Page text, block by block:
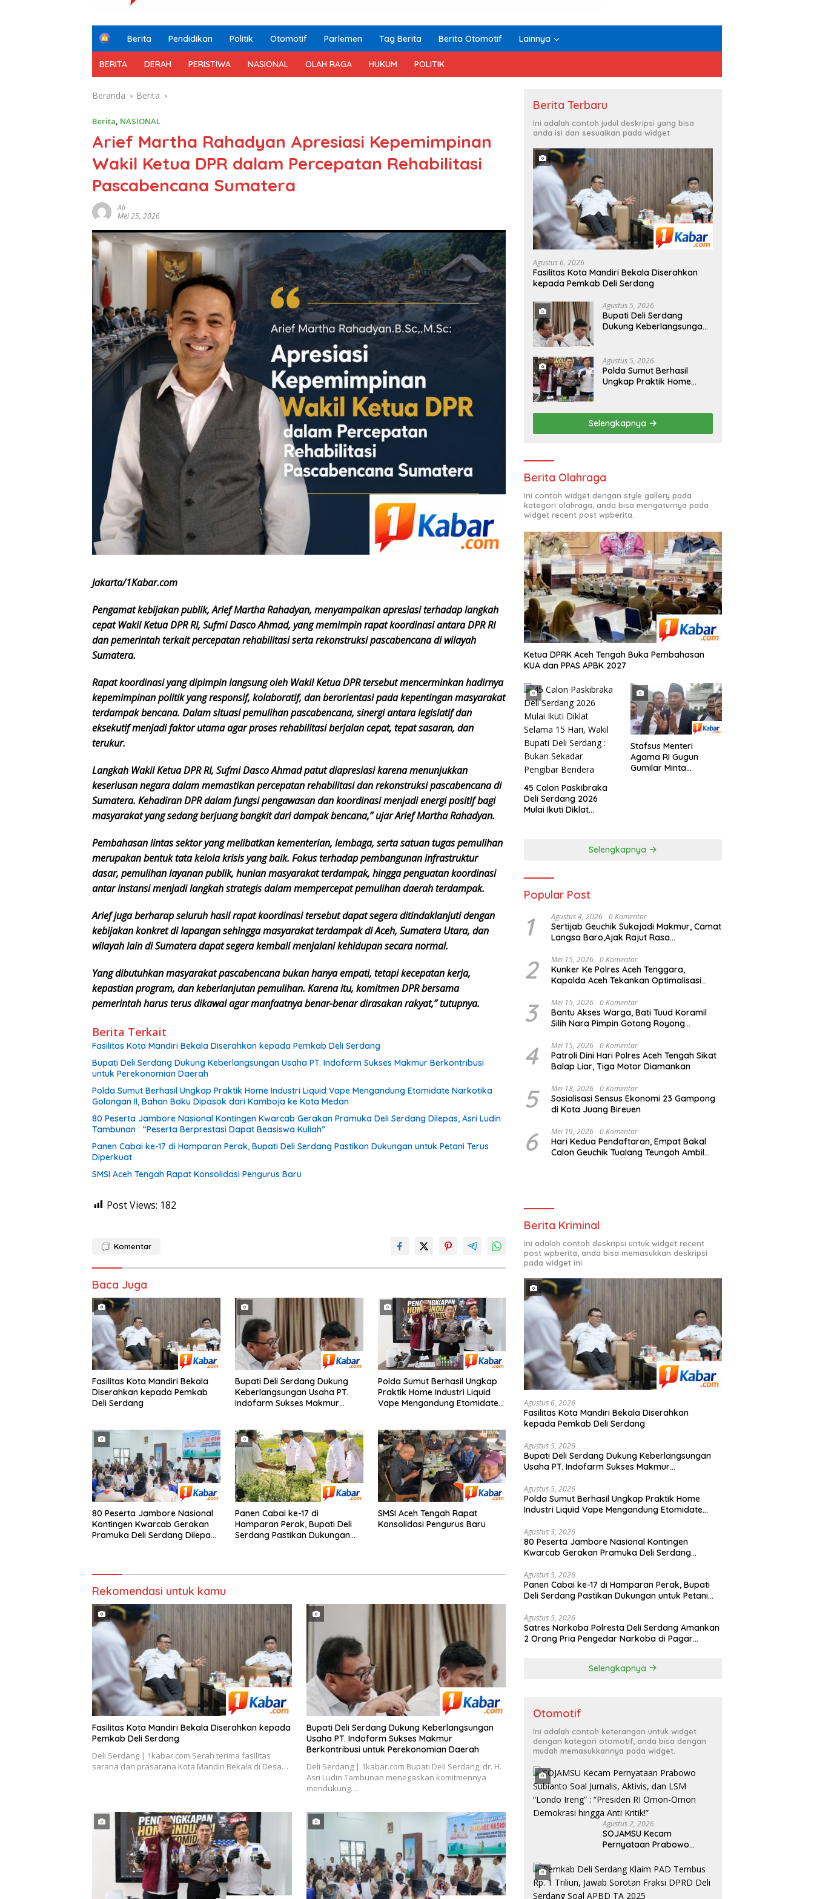
H
m
e
Berita Pendidikan Politik Otomotif Parlemen Tag Berita Berita Otomotif Lainnya
BERITA DERAH PERISTIWA NASIONAL OLAH RAGA HUKUM POLITIK
Beranda Berita
Berita, NASIONAL
Arief Martha Rahadyan Apresiasi Kepemimpinan
Wakil Ketua DPR dalam Percepatan Rehabilitasi
Pascabencana Sumatera
Ali
Mei 25, 2026
Jakarta/1Kabar.com
Pengamat kebijakan publik, Arief Martha Rahadyan, menyampaikan apresiasi terhadap langkah
cepat Wakil Ketua DPR RI, Sufmi Dasco Ahmad, yang memimpin rapat koordinasi antara DPR RI
dan pemerintah terkait percepatan rehabilitasi serta rekonstruksi pascabencana di wilayah
Sumatera.
Rapat koordinasi yang dipimpin langsung oleh Wakil Ketua DPR tersebut mencerminkan hadirnya
kepemimpinan politik yang responsif, kolaboratif, dan berorientasi pada kepentingan masyarakat
terdampak bencana. Dalam situasi pemulihan pascabencana, sinergi antara legislatif dan
eksekutif menjadi faktor utama agar proses rehabilitasi berjalan cepat, tepat sasaran, dan
terukur.
Langkah Wakil Ketua DPR RI, Sufmi Dasco Ahmad patut diapresiasi karena menunjukkan
keseriusan negara dalam memastikan percepatan rehabilitasi dan rekonstruksi pascabencana di
Sumatera. Kehadiran DPR dalam fungsi pengawasan dan koordinasi menjadi energi positif bagi
masyarakat yang sedang berjuang bangkit dari dampak bencana,” ujar Arief Martha Rahadyan.
Pembahasan lintas sektor yang melibatkan kementerian, lembaga, serta satuan tugas pemulihan
merupakan bentuk tata kelola krisis yang baik. Fokus terhadap pembangunan infrastruktur
dasar, pemulihan layanan publik, hunian masyarakat terdampak, hingga penguatan koordinasi
antar instansi menjadi langkah strategis dalam mempercepat pemulihan daerah terdampak.
Arief juga berharap seluruh hasil rapat koordinasi tersebut dapat segera ditindaklanjuti dengan
kebijakan konkret di lapangan sehingga masyarakat terdampak di Aceh, Sumatera Utara, dan
wilayah lain di Sumatera dapat segera kembali menjalani kehidupan secara normal.
Yang dibutuhkan masyarakat pascabencana bukan hanya empati, tetapi kecepatan kerja,
kepastian program, dan keberlanjutan pemulihan. Karena itu, komitmen DPR bersama
pemerintah harus terus dikawal agar manfaatnya benar-benar dirasakan rakyat,” tutupnya.
Berita Terkait
Fasilitas Kota Mandiri Bekala Diserahkan kepada Pemkab Deli Serdang
Bupati Deli Serdang Dukung Keberlangsungan Usaha PT. Indofarm Sukses Makmur Berkontribusi
untuk Perekonomian Daerah
Polda Sumut Berhasil Ungkap Praktik Home Industri Liquid Vape Mengandung Etomidate Narkotika
Golongan II, Bahan Baku Dipasok dari Kamboja ke Kota Medan
80 Peserta Jambore Nasional Kontingen Kwarcab Gerakan Pramuka Deli Serdang Dilepas, Asri Ludin
Tambunan : “Peserta Berprestasi Dapat Beasiswa Kuliah”
Panen Cabai ke-17 di Hamparan Perak, Bupati Deli Serdang Pastikan Dukungan untuk Petani Terus
Diperkuat
SMSI Aceh Tengah Rapat Konsolidasi Pengurus Baru
Post Views: 182
Komentar
Baca Juga
Fasilitas Kota Mandiri Bekala
Diserahkan kepada Pemkab
Deli Serdang
Bupati Deli Serdang Dukung
Keberlangsungan Usaha PT.
Indofarm Sukses Makmur
Polda Sumut Berhasil Ungkap
Praktik Home Industri Liquid
Vape Mengandung Etomidate
Kota Medan
80 Peserta Jambore Nasional
Kontingen Kwarcab Gerakan
Pramuka Deli Serdang Dilepas,
Panen Cabai ke-17 di
Hamparan Perak, Bupati Deli
Serdang Pastikan Dukungan
SMSI Aceh Tengah Rapat
Konsolidasi Pengurus Baru
Rekomendasi untuk kamu
Fasilitas Kota Mandiri Bekala Diserahkan kepada
Pemkab Deli Serdang
Deli Serdang | 1kabar.com Serah terima fasilitas
sarana dan prasarana Kota Mandiri Bekala di Desa…
Bupati Deli Serdang Dukung Keberlangsungan
Usaha PT. Indofarm Sukses Makmur
Berkontribusi untuk Perekonomian Daerah
Deli Serdang | 1kabar.com Bupati Deli Serdang, dr. H.
Asri Ludin Tambunan menegaskan komitmennya
mendukung…
Berita Terbaru
Ini adalah contoh judul deskripsi yang bisa
anda isi dan sesuaikan pada widget
Agustus 6, 2026
Fasilitas Kota Mandiri Bekala Diserahkan
kepada Pemkab Deli Serdang
Agustus 5, 2026
Bupati Deli Serdang
Dukung Keberlangsungan
Berkontribusi untuk
Perekonomian Daerah
Agustus 5, 2026
Polda Sumut Berhasil
Ungkap Praktik Home
Narkotika Golongan II,
Bahan Baku Dipasok dari
Kamboja ke Kota Medan
Selengkapnya
Berita Olahraga
Ini contoh widget dengan style gallery pada
kategori olahraga, anda bisa mengaturnya pada
widget recent post wpberita.
Ketua DPRK Aceh Tengah Buka Pembahasan
KUA dan PPAS APBK 2027
45 Calon Paskibraka
Deli Serdang 2026
Mulai Ikuti Diklat
Pengibar Bendera
Stafsus Menteri
Agama RI Gugun
Gumilar Minta
Selengkapnya
Popular Post
1 Agustus 4, 2026 0 Komentar
Sertijab Geuchik Sukajadi Makmur, Camat
Langsa Baro,Ajak Rajut Rasa
2 Mei 15, 2026 0 Komentar
Kunker Ke Polres Aceh Tenggara,
Kapolda Aceh Tekankan Optimalisasi
Pesantren Darul Iman
3 Mei 15, 2026 0 Komentar
Bantu Akses Warga, Bati Tuud Koramil
Silih Nara Pimpin Gotong Royong
4 Mei 15, 2026 0 Komentar
Patroli Dini Hari Polres Aceh Tengah Sikat
Balap Liar, Tiga Motor Diamankan
5 Mei 18, 2026 0 Komentar
Sosialisasi Sensus Ekonomi 23 Gampong
di Kota Juang Bireuen
6 Mei 19, 2026 0 Komentar
Hari Kedua Pendaftaran, Empat Bakal
Calon Geuchik Tualang Teungoh Ambil
Berita Kriminal
Ini adalah contoh deskripsi untuk widget recent
post wpberita, anda bisa memasukkan deskripsi
pada widget ini.
Agustus 6, 2026
Fasilitas Kota Mandiri Bekala Diserahkan
kepada Pemkab Deli Serdang
Agustus 5, 2026
Bupati Deli Serdang Dukung Keberlangsungan
Usaha PT. Indofarm Sukses Makmur
Agustus 5, 2026
Polda Sumut Berhasil Ungkap Praktik Home
Industri Liquid Vape Mengandung Etomidate
Kamboja ke Kota Medan
Agustus 5, 2026
80 Peserta Jambore Nasional Kontingen
Kwarcab Gerakan Pramuka Deli Serdang
Berprestasi Dapat Beasiswa Kuliah”
Agustus 5, 2026
Panen Cabai ke-17 di Hamparan Perak, Bupati
Deli Serdang Pastikan Dukungan untuk Petani
Agustus 5, 2026
Satres Narkoba Polresta Deli Serdang Amankan
2 Orang Pria Pengedar Narkoba di Pagar
Selengkapnya
Otomotif
Ini adalah contoh keterangan untuk widget
dengan kategori otomotif, anda bisa dengan
mudah memasukkannya pada widget.
Agustus 2, 2026
SOJAMSU Kecam
Pernyataan Prabowo
Aktivis, dan LSM “Londo
Ireng” : “Presiden RI
Omon-Omon Demokrasi